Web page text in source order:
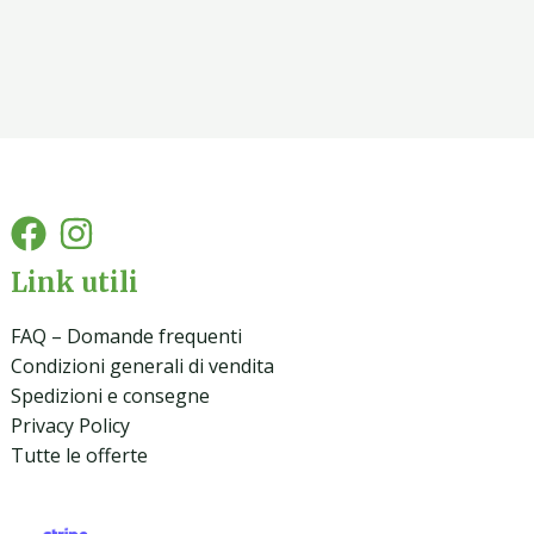
Link utili
FAQ – Domande frequenti
Condizioni generali di vendita
Spedizioni e consegne
Privacy Policy
Tutte le offerte